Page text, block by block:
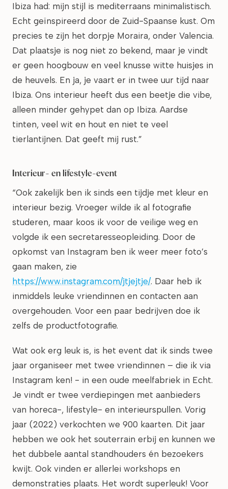
Ibiza had: mijn stijl is mediterraans minimalistisch.
Echt geïnspireerd door de Zuid-Spaanse kust. Om
precies te zijn het dorpje Moraira, onder Valencia.
Dat plaatsje is nog niet zo bekend, maar je vindt
er geen hoogbouw en veel knusse witte huisjes in
de heuvels. En ja, je vaart er in twee uur tijd naar
Ibiza. Ons interieur heeft dus een beetje die vibe,
alleen minder gehypet dan op Ibiza. Aardse
tinten, veel wit en hout en niet te veel
tierlantijnen. Dat geeft mij rust.”
Interieur- en lifestyle-event
“Ook zakelijk ben ik sinds een tijdje met kleur en
interieur bezig. Vroeger wilde ik al fotografie
studeren, maar koos ik voor de veilige weg en
volgde ik een secretaresseopleiding. Door de
opkomst van Instagram ben ik weer meer foto’s
gaan maken, zie
https://www.instagram.com/jtjejtje/. Daar heb ik
inmiddels leuke vriendinnen en contacten aan
overgehouden. Voor een paar bedrijven doe ik
zelfs de productfotografie.
Wat ook erg leuk is, is het event dat ik sinds twee
jaar organiseer met twee vriendinnen – die ik via
Instagram ken! - in een oude meelfabriek in Echt.
Je vindt er twee verdiepingen met aanbieders
van horeca-, lifestyle- en interieurspullen. Vorig
jaar (2022) verkochten we 900 kaarten. Dit jaar
hebben we ook het souterrain erbij en kunnen we
het dubbele aantal standhouders én bezoekers
kwijt. Ook vinden er allerlei workshops en
demonstraties plaats. Het wordt superleuk! Voor